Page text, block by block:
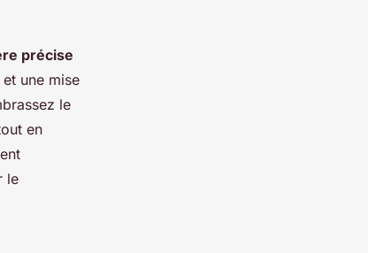
précise
une mise
le
en
le